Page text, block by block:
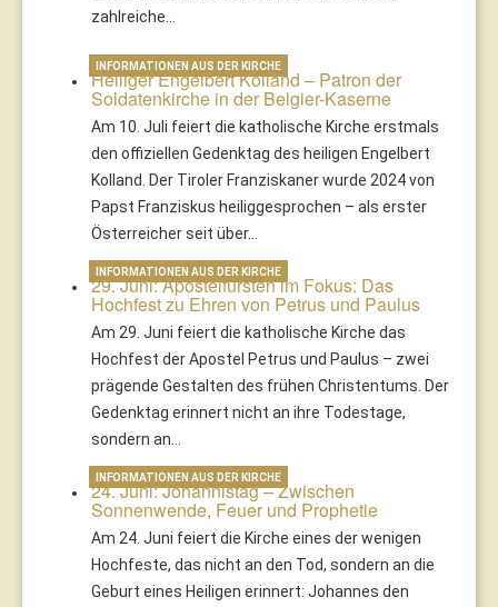
zahlreiche…
Heiliger Engelbert Kolland – Patron der
Soldatenkirche in der Belgier-Kaserne
Am 10. Juli feiert die katholische Kirche erstmals
den offiziellen Gedenktag des heiligen Engelbert
Kolland. Der Tiroler Franziskaner wurde 2024 von
Papst Franziskus heiliggesprochen – als erster
Österreicher seit über…
INFORMATIONEN AUS DER KIRCHE
29. Juni: Apostelfürsten im Fokus: Das
Hochfest zu Ehren von Petrus und Paulus
Am 29. Juni feiert die katholische Kirche das
Hochfest der Apostel Petrus und Paulus – zwei
prägende Gestalten des frühen Christentums. Der
Gedenktag erinnert nicht an ihre Todestage,
sondern an…
INFORMATIONEN AUS DER KIRCHE
24. Juni: Johannistag – Zwischen
Sonnenwende, Feuer und Prophetie
Am 24. Juni feiert die Kirche eines der wenigen
Hochfeste, das nicht an den Tod, sondern an die
Geburt eines Heiligen erinnert: Johannes den
INFORMATIONEN AUS DER KIRCHE